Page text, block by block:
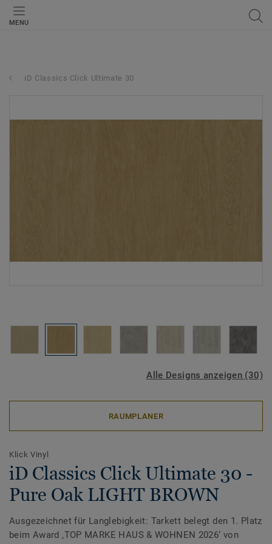
MENU
iD Classics Click Ultimate 30
Alle Designs anzeigen (30)
RAUMPLANER
Klick Vinyl
iD Classics Click Ultimate 30 -
Pure Oak LIGHT BROWN
Ausgezeichnet für Langlebigkeit: Tarkett belegt den 1. Platz
beim Award ‚TOP MARKE HAUS & WOHNEN 2026‘ von